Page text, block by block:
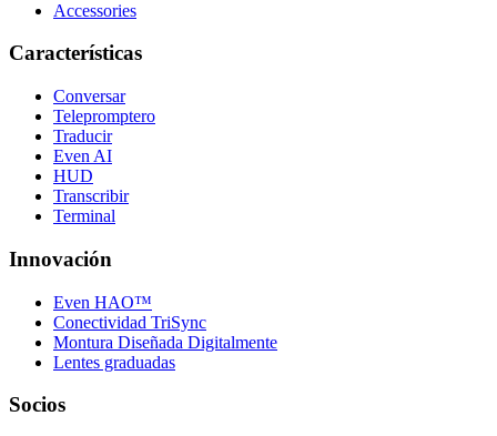
Accessories
Características
Conversar
Telepromptero
Traducir
Even AI
HUD
Transcribir
Terminal
Innovación
Even HAO™
Conectividad TriSync
Montura Diseñada Digitalmente
Lentes graduadas
Socios